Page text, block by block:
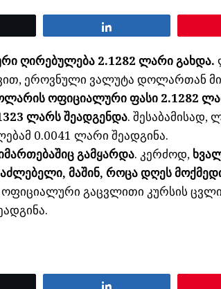
ღირებულება 2.1282 ლარი გახდა.
ეროვნული ვალუტა დოლართან
ოფიციალური ფასი 2.1282
ლარს შეადგენდა. შესაბამისად,
0.0041 ლარი შეადგინა.
გამყარდა. კერძოდ,
მაშინ, როცა დღეს
ოფიციალური გაცვლითი კურსის